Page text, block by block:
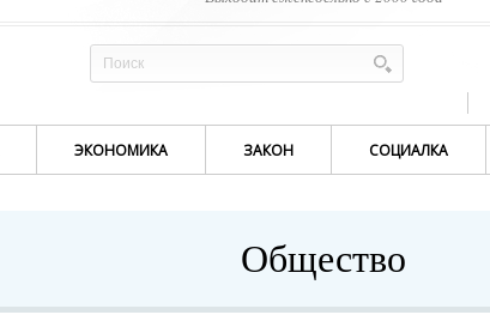
ЭКОНОМИКА ЗАКОН СОЦИАЛКА
Общество